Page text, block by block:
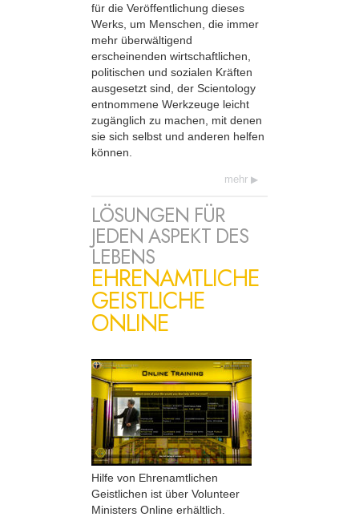
für die Veröffentlichung dieses
Werks, um Menschen, die immer
mehr überwältigend
erscheinenden wirtschaftlichen,
politischen und sozialen Kräften
ausgesetzt sind, der Scientology
entnommene Werkzeuge leicht
zugänglich zu machen, mit denen
sie sich selbst und anderen helfen
können.
mehr
LÖSUNGEN FÜR
JEDEN ASPEKT DES
LEBENS
EHRENAMTLICHE
GEISTLICHE
ONLINE
Hilfe von Ehrenamtlichen
Geistlichen ist über Volunteer
Ministers Online erhältlich.